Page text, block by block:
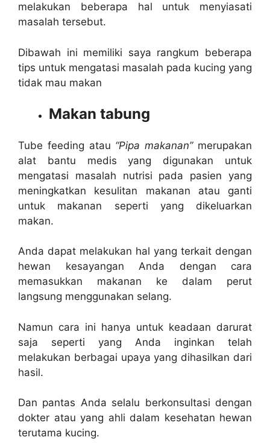
melakukan beberapa hal untuk menyiasati
masalah tersebut.
Dibawah ini memiliki saya rangkum beberapa
tips untuk mengatasi masalah pada kucing yang
tidak mau makan
Makan tabung
Tube feeding atau “Pipa makanan”merupakan
alat bantu medis yang digunakan untuk
mengatasi masalah nutrisi pada pasien yang
meningkatkan kesulitan makanan atau ganti
untuk makanan seperti yang dikeluarkan
makan.
Anda dapat melakukan hal yang terkait dengan
hewan kesayangan Anda dengan cara
memasukkan makanan ke dalam perut
langsung menggunakan selang.
Namun cara ini hanya untuk keadaan darurat
saja seperti yang Anda inginkan telah
melakukan berbagai upaya yang dihasilkan dari
hasil.
Dan pantas Anda selalu berkonsultasi dengan
dokter atau yang ahli dalam kesehatan hewan
terutama kucing.